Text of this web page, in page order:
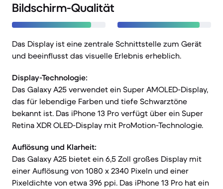
Bildschirm-Qualität
Das Display ist eine zentrale Schnittstelle zum Gerät
und beeinflusst das visuelle Erlebnis erheblich.
Display-Technologie:
Das Galaxy A25 verwendet ein Super AMOLED-Display,
das für lebendige Farben und tiefe Schwarztöne
bekannt ist. Das iPhone 13 Pro verfügt über ein Super
Retina XDR OLED-Display mit ProMotion-Technologie.
Auflösung und Klarheit:
Das Galaxy A25 bietet ein 6,5 Zoll großes Display mit
einer Auflösung von 1080 x 2340 Pixeln und einer
Pixeldichte von etwa 396 ppi. Das iPhone 13 Pro hat ein